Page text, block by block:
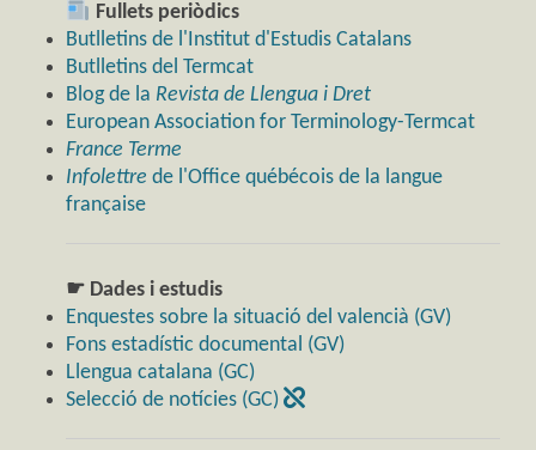
Fullets periòdics
Butlletins de l'Institut d'Estudis Catalans
Butlletins del Termcat
Blog de la Revista de Llengua i Dret
European Association for Terminology-Termcat
France Terme
Infolettre de l'Office québécois de la langue
française
☛ Dades i estudis
Enquestes sobre la situació del valencià (GV)
Fons estadístic documental (GV)
Llengua catalana (GC)
Selecció de notícies (GC)